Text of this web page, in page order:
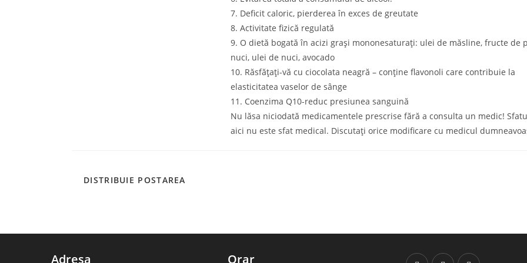
7. Deficit caloric, pierderea în exces de greutate
8. Activitate fizică regulată
9. O dietă bogată în acizi grași mononesaturați: ulei de măsline, fructe de
nuci, ulei de nuci, avocado
10. Răsfățați-vă cu ciocolata neagră – conține flavonoli care contribuie la
elasticitatea vaselor de sânge
11. Coenzima Q10-reduc presiunea sanguină
Nu lăsa niciodată medicamentele prescrise fără a consulta un medic!
aici nu este sfat medical. Discutați orice modificare cu medicul
DISTRIBUIE POSTAREA
Adresa Orar